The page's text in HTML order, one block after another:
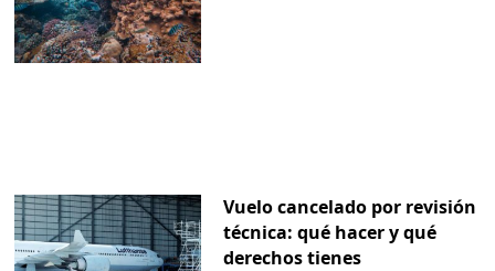
Vuelo cancelado por revisión
técnica: qué hacer y qué
derechos tienes